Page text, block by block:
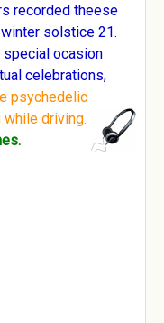
recorded theese
solstice 21.
special ocasion
celebrations,
psychedelic
while driving.